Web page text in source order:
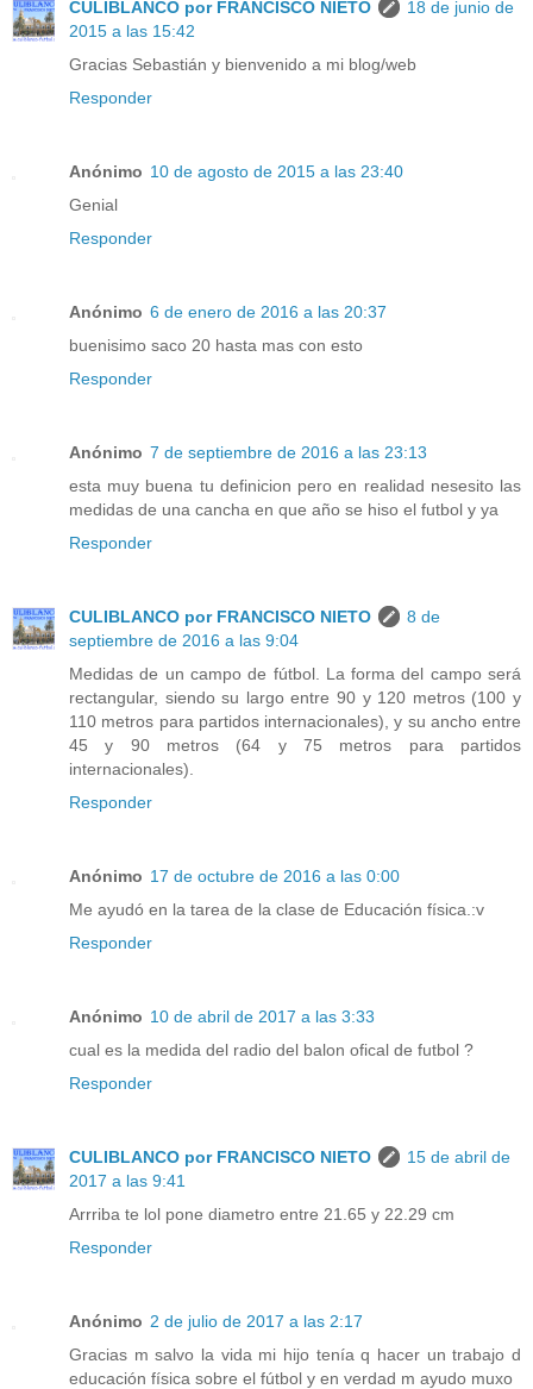
CULIBLANCO por FRANCISCO NIETO
18 de junio de
2015 a las 15:42
Gracias Sebastián y bienvenido a mi blog/web
Responder
Anónimo 10 de agosto de 2015 a las 23:40
Genial
Responder
Anónimo 6 de enero de 2016 a las 20:37
buenisimo saco 20 hasta mas con esto
Responder
Anónimo 7 de septiembre de 2016 a las 23:13
esta muy buena tu definicion pero en realidad nesesito las
medidas de una cancha en que año se hiso el futbol y ya
Responder
CULIBLANCO por FRANCISCO NIETO
8 de
septiembre de 2016 a las 9:04
Medidas de un campo de fútbol. La forma del campo será
rectangular, siendo su largo entre 90 y 120 metros (100 y
110 metros para partidos internacionales), y su ancho entre
45 y 90 metros (64 y 75 metros para partidos
internacionales).
Responder
Anónimo 17 de octubre de 2016 a las 0:00
Me ayudó en la tarea de la clase de Educación física.:v
Responder
Anónimo 10 de abril de 2017 a las 3:33
cual es la medida del radio del balon ofical de futbol ?
Responder
CULIBLANCO por FRANCISCO NIETO
15 de abril de
2017 a las 9:41
Arrriba te lol pone diametro entre 21.65 y 22.29 cm
Responder
Anónimo 2 de julio de 2017 a las 2:17
Gracias m salvo la vida mi hijo tenía q hacer un trabajo d
educación física sobre el fútbol y en verdad m ayudo muxo